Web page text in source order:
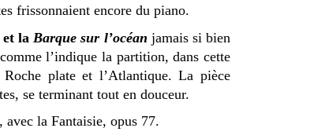
frissonnaient encore du piano.
la Barque sur l’océan jamais si bien
l’indique la partition, dans cette
plate et l’Atlantique. La pièce
se terminant tout en douceur.
la Fantaisie, opus 77.